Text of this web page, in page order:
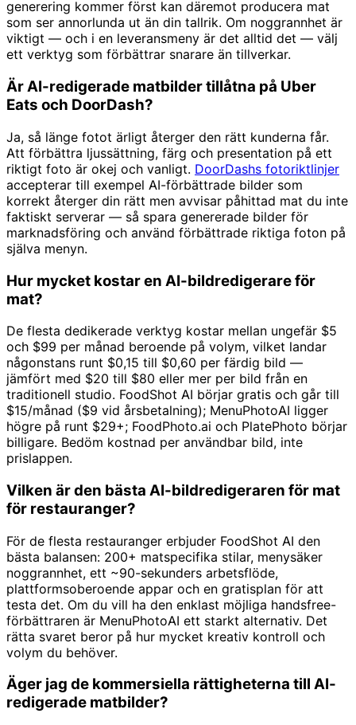
generering kommer först kan däremot producera mat
som ser annorlunda ut än din tallrik. Om noggrannhet är
viktigt — och i en leveransmeny är det alltid det — välj
ett verktyg som förbättrar snarare än tillverkar.
Är AI-redigerade matbilder tillåtna på Uber
Eats och DoorDash?
Ja, så länge fotot ärligt återger den rätt kunderna får.
Att förbättra ljussättning, färg och presentation på ett
riktigt foto är okej och vanligt. DoorDashs fotoriktlinjer
accepterar till exempel AI-förbättrade bilder som
korrekt återger din rätt men avvisar påhittad mat du inte
faktiskt serverar — så spara genererade bilder för
marknadsföring och använd förbättrade riktiga foton på
själva menyn.
Hur mycket kostar en AI-bildredigerare för
mat?
De flesta dedikerade verktyg kostar mellan ungefär $5
och $99 per månad beroende på volym, vilket landar
någonstans runt $0,15 till $0,60 per färdig bild —
jämfört med $20 till $80 eller mer per bild från en
traditionell studio. FoodShot AI börjar gratis och går till
$15/månad ($9 vid årsbetalning); MenuPhotoAI ligger
högre på runt $29+; FoodPhoto.ai och PlatePhoto börjar
billigare. Bedöm kostnad per användbar bild, inte
prislappen.
Vilken är den bästa AI-bildredigeraren för mat
för restauranger?
För de flesta restauranger erbjuder FoodShot AI den
bästa balansen: 200+ matspecifika stilar, menysäker
noggrannhet, ett ~90-sekunders arbetsflöde,
plattformsoberoende appar och en gratisplan för att
testa det. Om du vill ha den enklast möjliga handsfree-
förbättraren är MenuPhotoAI ett starkt alternativ. Det
rätta svaret beror på hur mycket kreativ kontroll och
volym du behöver.
Äger jag de kommersiella rättigheterna till AI-
redigerade matbilder?